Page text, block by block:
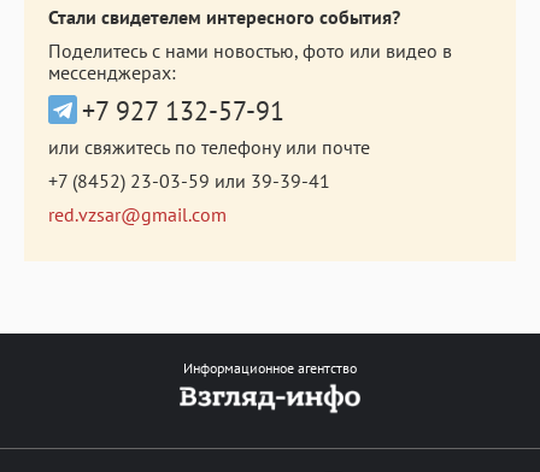
Стали свидетелем интересного события?
Поделитесь с нами новостью, фото или видео в
мессенджерах:
+7 927 132-57-91
или свяжитесь по телефону или почте
+7 (8452) 23-03-59 или 39-39-41
red.vzsar@gmail.com
Информационное агентство